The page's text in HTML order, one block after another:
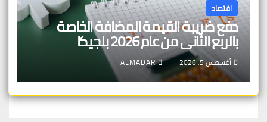
اقتصاد
دفع ضريبة القيمة المضافة الخاصة
بالربع الثاني من عام 2026 بلجيكا
أغسطس 5, 2026 ALMADAR